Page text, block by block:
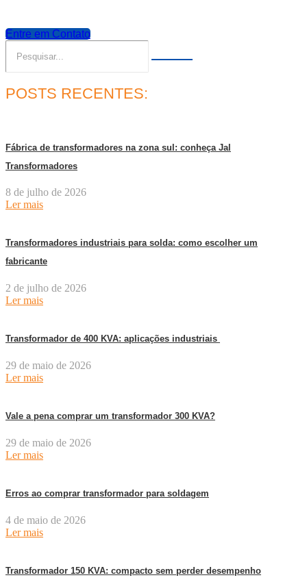
Entre em Contato
POSTS RECENTES:
Fábrica de transformadores na zona sul: conheça Jal
Transformadores
8 de julho de 2026
Ler mais
Transformadores industriais para solda: como escolher um
fabricante
2 de julho de 2026
Ler mais
Transformador de 400 KVA: aplicações industriais
29 de maio de 2026
Ler mais
Vale a pena comprar um transformador 300 KVA?
29 de maio de 2026
Ler mais
Erros ao comprar transformador para soldagem
4 de maio de 2026
Ler mais
Transformador 150 KVA: compacto sem perder desempenho